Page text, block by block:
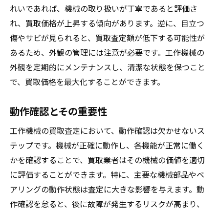
れいであれば、機械の取り扱いが丁寧であると評価さ
れ、買取価格が上昇する傾向があります。逆に、目立つ
傷やサビが見られると、買取査定額が低下する可能性が
あるため、外観の管理には注意が必要です。工作機械の
外観を定期的にメンテナンスし、清潔な状態を保つこと
で、買取価格を最大化することができます。
動作確認とその重要性
工作機械の買取査定において、動作確認は欠かせないス
テップです。機械が正確に動作し、各機能が正常に働く
かを確認することで、買取業者はその機械の価値を適切
に評価することができます。特に、主要な機械部品やベ
アリングの動作状態は査定に大きな影響を与えます。動
作確認を怠ると、後に故障が発生するリスクが高まり、